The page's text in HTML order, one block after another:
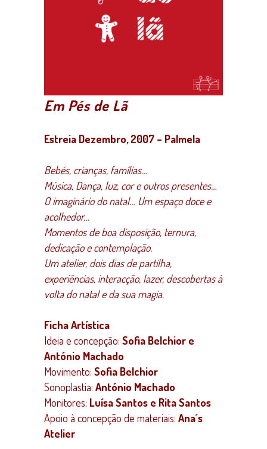
Em Pés de Lã
Estreia Dezembro, 2007 – Palmela
Bebés, crianças, famílias…
Música, Dança, luz, cor e outros presentes…
O imaginário do natal… Um espaço doce e
acolhedor…
Momentos de boa disposição, ternura,
dedicação e contemplação.
Um atelier, dois dias de partilha,
experiências, interacção, lazer, descobertas à
volta do natal e da sua magia.
Ficha Artística
Ideia e concepção: Sofia Belchior e
António Machado
Movimento: Sofia Belchior
Sonoplastia: António Machado
Monitores: Luísa Santos e Rita Santos
Apoio à concepção de materiais: Ana´s
Atelier